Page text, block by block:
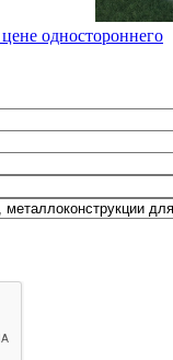
одностороннего